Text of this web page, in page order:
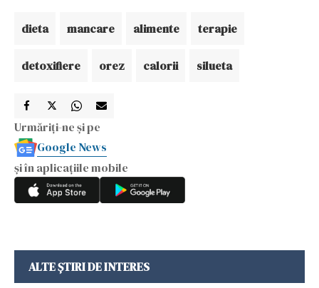
dieta mancare alimente terapie
detoxifiere orez calorii silueta
Urmăriți-ne și pe
Google News
și în aplicațiile mobile
ALTE ȘTIRI DE INTERES